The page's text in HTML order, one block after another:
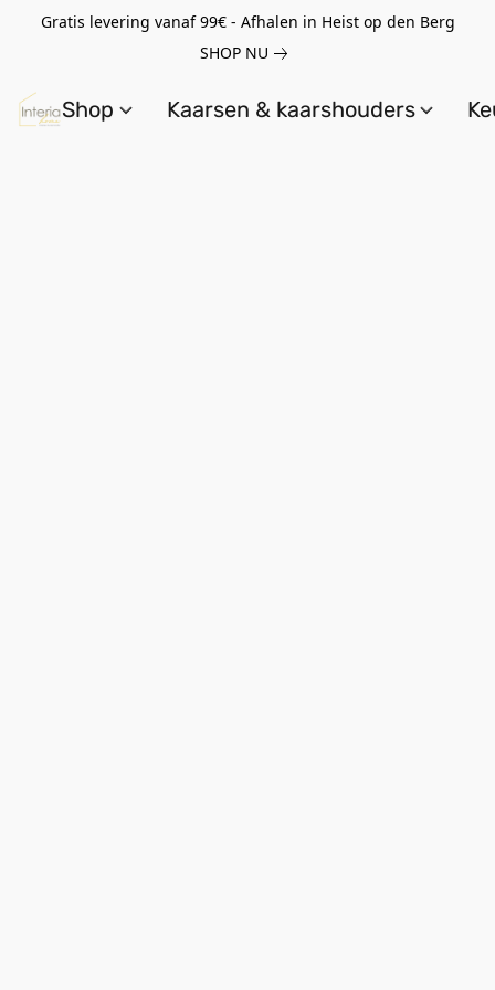
Gratis levering vanaf 99€ - Afhalen in Heist op den Berg
SHOP NU
Shop Kaarsen & kaarshouders